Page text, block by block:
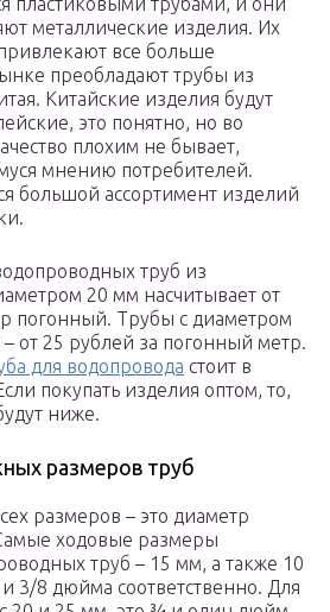
металлические изделия. Их
все больше
преобладают трубы из
Китайские изделия будут
это понятно, но во
плохим не бывает,
мнению потребителей.
большой ассортимент изделий
труб из
20 мм насчитывает от
погонный. Трубы с диаметром
от 25 рублей за погонный метр.
для водопровода стоит в
покупать изделия оптом, то,
ниже.
размеров труб
размеров – это диаметр
ходовые размеры
труб – 15 мм, а также 10
3/8 дюйма соответственно. Для